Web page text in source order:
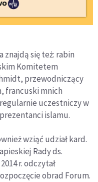
znajdą się też: rabin
Komitetem
przewodniczący
francuski mnich
uczestniczy w
islamu.
wziąć udział kard.
Rady ds.
r. odczytał
obrad Forum.